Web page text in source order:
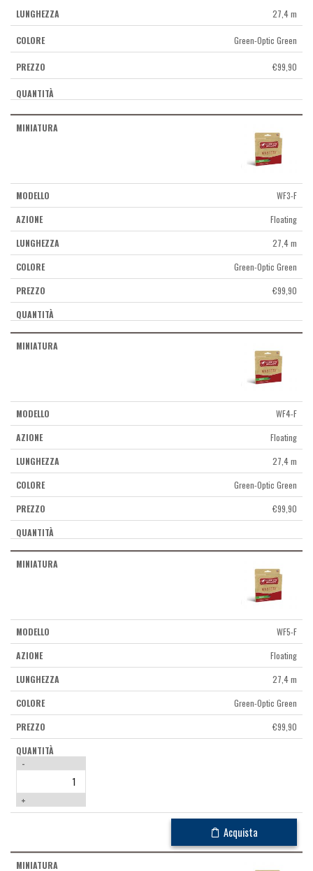
27,4 m
Green-Optic Green
€99,90
WF3-F
Floating
27,4 m
Green-Optic Green
€99,90
WF4-F
Floating
27,4 m
Green-Optic Green
€99,90
WF5-F
Floating
27,4 m
Green-Optic Green
€99,90
-
+
Acquista